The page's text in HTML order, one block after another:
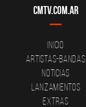
CMTV.com.ar
Inicio
Artistas-Bandas
Noticias
Lanzamientos
Extras